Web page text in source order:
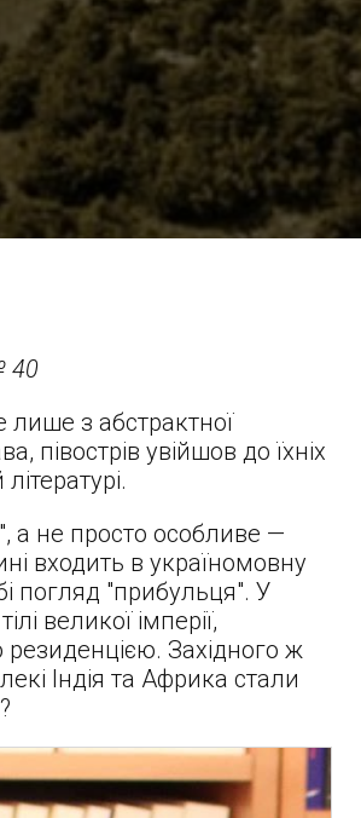
40
лише з абстрактної
півострів увійшов до їхніх
а не просто особливе —
входить в україномовну
погляд "прибульця". У
великої імперії,
Західного ж
Індія та Африка стали